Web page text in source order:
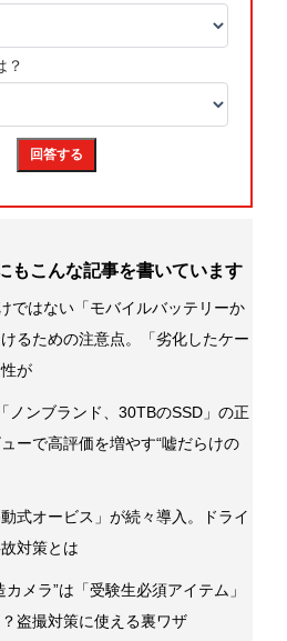
もこんな記事を書いています
ではない「モバイルバッテリーか
るための注意点。「劣化したケー
が
ノンブランド、30TBのSSD」の正
ーで高評価を増やす“嘘だらけの
式オービス」が続々導入。ドライ
対策とは
メラ”は「受験生必須アイテム」
盗撮対策に使える裏ワザ